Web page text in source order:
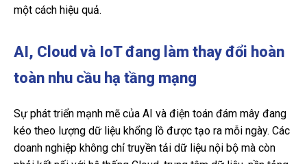
một cách hiệu quả.
AI, Cloud và IoT đang làm thay đổi hoàn
toàn nhu cầu hạ tầng mạng
Sự phát triển mạnh mẽ của AI và điện toán đám mây đang
kéo theo lượng dữ liệu khổng lồ được tạo ra mỗi ngày. Các
doanh nghiệp không chỉ truyền tải dữ liệu nội bộ mà còn